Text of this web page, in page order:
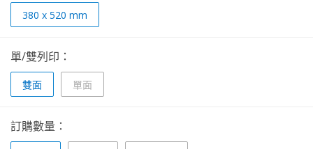
380 x 520 mm
單/雙列印：
雙面 單面
訂購數量：